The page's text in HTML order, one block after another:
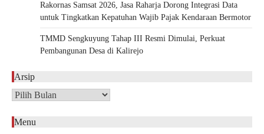
Rakornas Samsat 2026, Jasa Raharja Dorong Integrasi Data
untuk Tingkatkan Kepatuhan Wajib Pajak Kendaraan Bermotor
TMMD Sengkuyung Tahap III Resmi Dimulai, Perkuat
Pembangunan Desa di Kalirejo
Arsip
Arsip
Menu